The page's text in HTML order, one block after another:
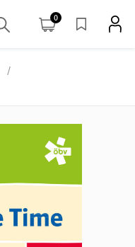
0
/